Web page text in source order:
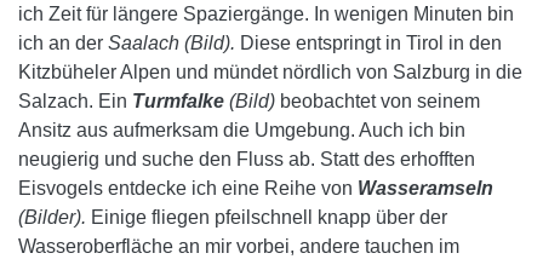
ich Zeit für längere Spaziergänge. In wenigen Minuten bin
ich an der Saalach (Bild). Diese entspringt in Tirol in den
Kitzbüheler Alpen und mündet nördlich von Salzburg in die
Salzach. Ein Turmfalke (Bild) beobachtet von seinem
Ansitz aus aufmerksam die Umgebung. Auch ich bin
neugierig und suche den Fluss ab. Statt des erhofften
Eisvogels entdecke ich eine Reihe von Wasseramseln
(Bilder). Einige fliegen pfeilschnell knapp über der
Wasseroberfläche an mir vorbei, andere tauchen im